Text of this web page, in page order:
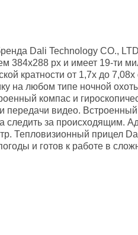
Dali Technology CO.,
384x288 рх и имеет 19-ти
кратности от 1,7х до
на любом типе ночной
компас и
видео.
за происходящим.
Тепловизионный прицел
и готов к работе в